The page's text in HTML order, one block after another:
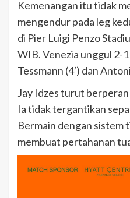
Kemenangan itu tidak
mengendur pada leg
di Pier Luigi Penzo
WIB. Venezia unggul 2-
Tessmann (4′) dan
Jay Idzes turut
Ia tidak tergantikan
Bermain dengan sistem
membuat pertahanan